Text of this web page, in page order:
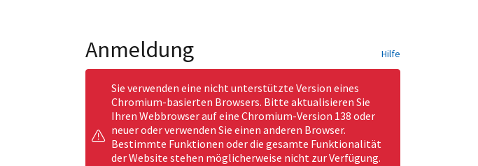
Anmeldung Hilfe
Sie verwenden eine nicht unterstützte Version eines
Chromium-basierten Browsers. Bitte aktualisieren Sie
Ihren Webbrowser auf eine Chromium-Version 138 oder
neuer oder verwenden Sie einen anderen Browser.
Bestimmte Funktionen oder die gesamte Funktionalität
der Website stehen möglicherweise nicht zur Verfügung.